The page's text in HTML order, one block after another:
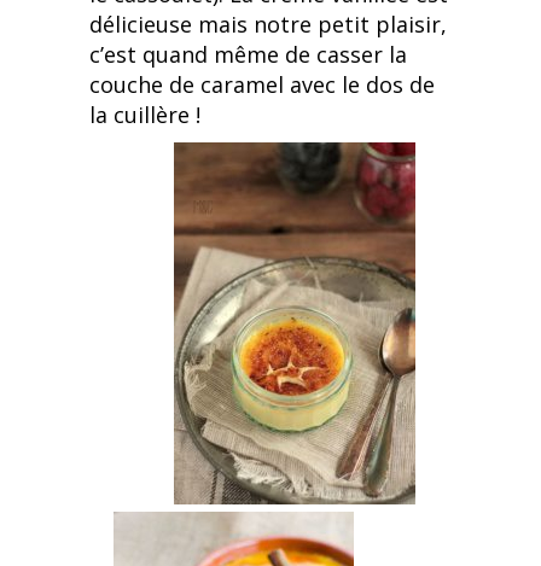
délicieuse mais notre petit plaisir,
c’est quand même de casser la
couche de caramel avec le dos de
la cuillère !